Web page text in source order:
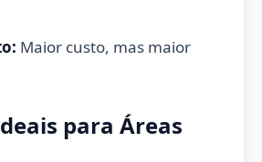
Maior custo, mas maior
para Áreas